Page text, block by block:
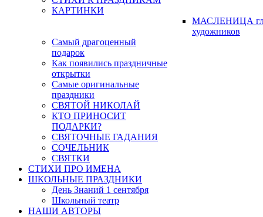
КАРТИНКИ
МАСЛЕНИЦА
художников
Самый драгоценный
подарок
Как появились праздничные
открытки
Самые оригинальные
праздники
СВЯТОЙ НИКОЛАЙ
КТО ПРИНОСИТ
ПОДАРКИ?
СВЯТОЧНЫЕ ГАДАНИЯ
СОЧЕЛЬНИК
СВЯТКИ
СТИХИ ПРО ИМЕНА
ШКОЛЬНЫЕ ПРАЗДНИКИ
День Знаний 1 сентября
Школьный театр
НАШИ АВТОРЫ